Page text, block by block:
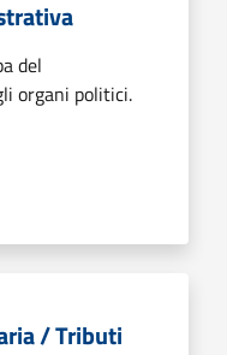
del
organi politici.
/ Tributi